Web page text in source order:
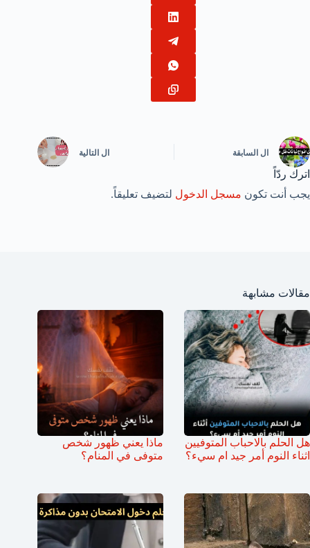
ال السابقة ال التالية
اترك ردّاً
يجب أنت تكون مسجل الدخول لتضيف تعليقاً.
مقالات مشابهة
هل الحلم بالاحباب المتوفيين
اثناء النوم أمر جيد ام سيء؟
ماذا يعني ظهور شخص
متوفى في المنام؟